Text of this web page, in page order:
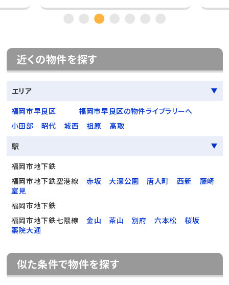
近くの物件を探す
エリア
福岡市早良区
福岡市早良区の物件ライブラリーへ
小田部
昭代 城西 祖原
高取
駅
福岡市地下鉄
福岡市地下鉄空港線
赤坂 大濠公園 唐人町 西新
藤崎
室見
福岡市地下鉄
福岡市地下鉄七隈線
金山 茶山 別府 六本松
桜坂
薬院大通
似た条件で物件を探す